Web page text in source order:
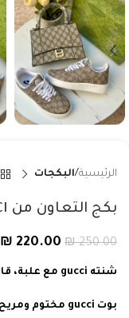
الرئيسية البكجات
بكج التعاون من GUCCI 👸
₪250.00
₪ 220.00
شنته gucci مع علبة، قاعده 22 سم مختوم ماستر كوالتي
بوت gucci مختوم ومريح جداً (قالب واسع)